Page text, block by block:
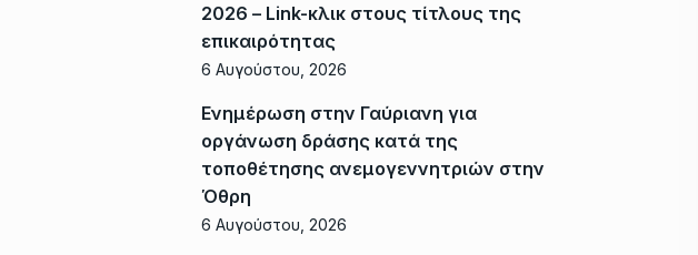
2026 – Link-κλικ στους τίτλους της
επικαιρότητας
6 Αυγούστου, 2026
Ενημέρωση στην Γαύριανη για
οργάνωση δράσης κατά της
τοποθέτησης ανεμογεννητριών στην
Όθρη
6 Αυγούστου, 2026